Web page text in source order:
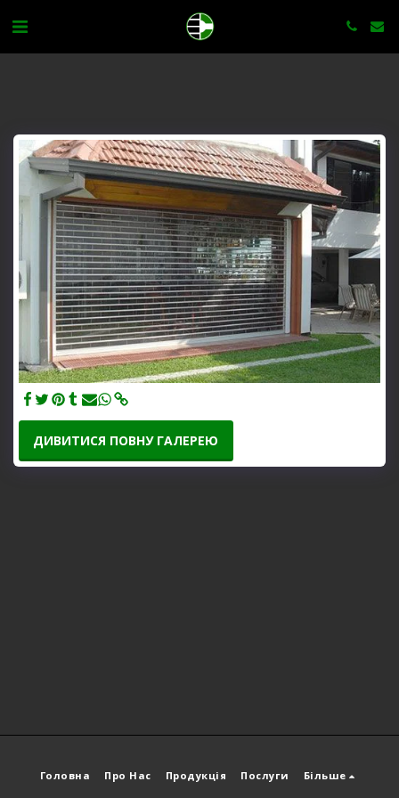
ДИВИТИСЯ ПОВНУ ГАЛЕРЕЮ
Головна Про Нас Продукція Послуги Більше